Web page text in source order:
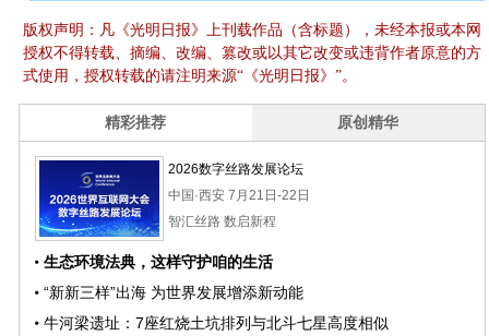
版权声明：凡《光明日报》上刊载作品（含标题），未经本报或本网
授权不得转载、摘编、改编、篡改或以其它改变或违背作者原意的方
式使用，授权转载的请注明来源“《光明日报》”。